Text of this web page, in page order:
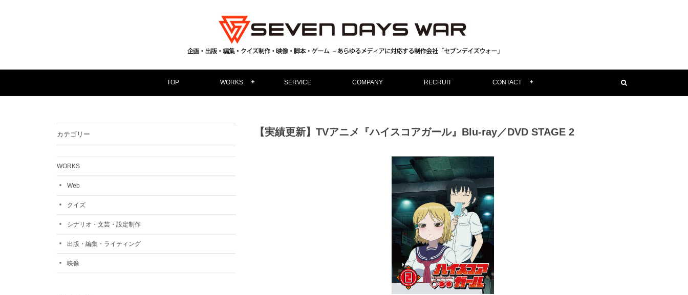
TOP WORKS SERVICE COMPANY RECRUIT CONTACT
【実績更新】TVアニメ『ハイスコアガール』Blu-ray／DVD STAGE 2
カテゴリー
WORKS
Web
クイズ
シナリオ・文芸・設定制作
出版・編集・ライティング
映像